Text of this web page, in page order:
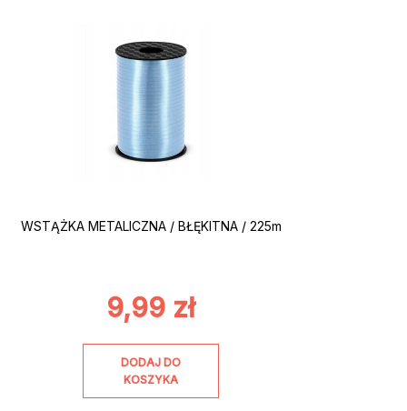
WSTĄŻKA METALICZNA / BŁĘKITNA / 225m
9,99 zł
DODAJ DO
KOSZYKA